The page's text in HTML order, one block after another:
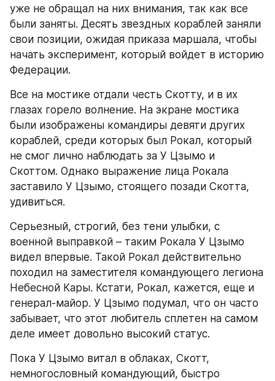
уже не обращал на них внимания, так как все
были заняты. Десять звездных кораблей заняли
свои позиции, ожидая приказа маршала, чтобы
начать эксперимент, который войдет в историю
Федерации.
Все на мостике отдали честь Скотту, и в их
глазах горело волнение. На экране мостика
были изображены командиры девяти других
кораблей, среди которых был Рокал, который
не смог лично наблюдать за У Цзымо и
Скоттом. Однако выражение лица Рокала
заставило У Цзымо, стоящего позади Скотта,
удивиться.
Серьезный, строгий, без тени улыбки, с
военной выправкой – таким Рокала У Цзымо
видел впервые. Такой Рокал действительно
походил на заместителя командующего легиона
Небесной Кары. Кстати, Рокал, кажется, еще и
генерал-майор. У Цзымо подумал, что он часто
забывает, что этот любитель сплетен на самом
деле имеет довольно высокий статус.
Пока У Цзымо витал в облаках, Скотт,
немногословный командующий, быстро